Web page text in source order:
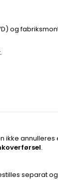
og
ikke
.
separat